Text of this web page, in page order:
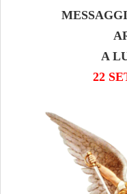
A
22